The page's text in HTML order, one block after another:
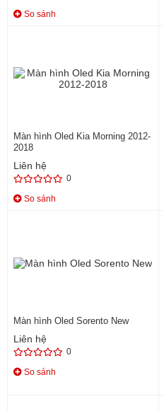
So sánh
Màn hình Oled Kia Morning 2012-
2018
Liên hệ
0
So sánh
Màn hình Oled Sorento New
Liên hệ
0
So sánh